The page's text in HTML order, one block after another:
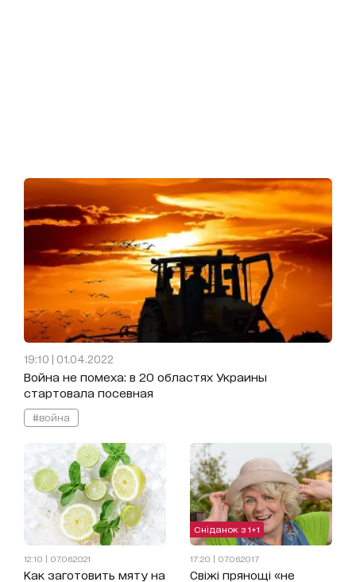
19:10 | 01.04.2022
Война не помеха: в 20 областях Украины
стартовала посевная
#война
12:10 | 07.06.2021
Как заготовить мяту на
Сніданок з 1+1
17:20 | 07.06.2017
Свіжі прянощі «не